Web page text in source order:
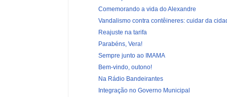
Comemorando a vida do Alexandre
Vandalismo contra contêineres: cuidar da
Reajuste na tarifa
Parabéns, Vera!
Sempre junto ao IMAMA
Bem-vindo, outono!
Na Rádio Bandeirantes
Integração no Governo Municipal